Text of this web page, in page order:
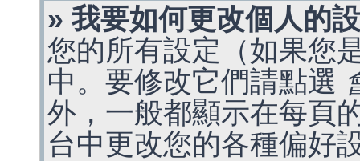
» 我要如何更改個人的
您的所有設定（如果您
中。要修改它們請點選
外，一般都顯示在每頁
台中更改您的各種偏好